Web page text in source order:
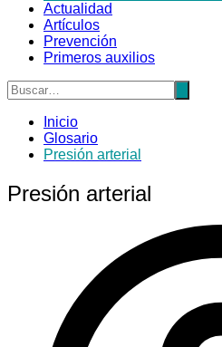
Actualidad
Artículos
Prevención
Primeros auxilios
Inicio
Glosario
Presión arterial
Presión arterial